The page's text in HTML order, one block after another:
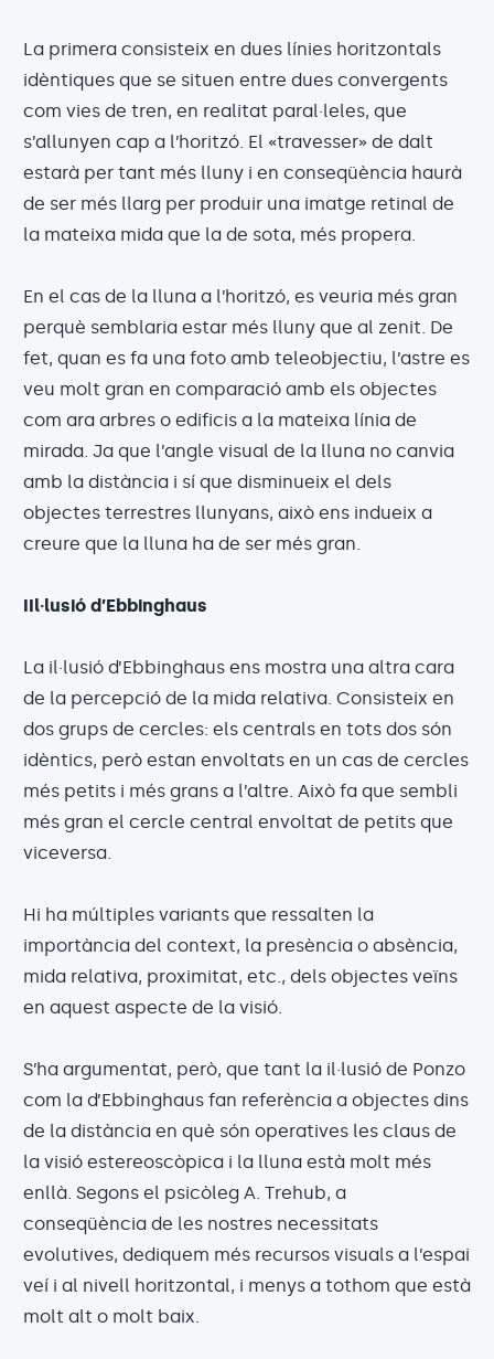
La primera consisteix en dues línies horitzontals
idèntiques que se situen entre dues convergents
com vies de tren, en realitat paral·leles, que
s’allunyen cap a l’horitzó. El «travesser» de dalt
estarà per tant més lluny i en conseqüència haurà
de ser més llarg per produir una imatge retinal de
la mateixa mida que la de sota, més propera.
En el cas de la lluna a l’horitzó, es veuria més gran
perquè semblaria estar més lluny que al zenit. De
fet, quan es fa una foto amb teleobjectiu, l’astre es
veu molt gran en comparació amb els objectes
com ara arbres o edificis a la mateixa línia de
mirada. Ja que l’angle visual de la lluna no canvia
amb la distància i sí que disminueix el dels
objectes terrestres llunyans, això ens indueix a
creure que la lluna ha de ser més gran.
IIl·lusió d’Ebbinghaus
La il·lusió d’Ebbinghaus ens mostra una altra cara
de la percepció de la mida relativa. Consisteix en
dos grups de cercles: els centrals en tots dos són
idèntics, però estan envoltats en un cas de cercles
més petits i més grans a l’altre. Això fa que sembli
més gran el cercle central envoltat de petits que
viceversa.
Hi ha múltiples variants que ressalten la
importància del context, la presència o absència,
mida relativa, proximitat, etc., dels objectes veïns
en aquest aspecte de la visió.
S’ha argumentat, però, que tant la il·lusió de Ponzo
com la d’Ebbinghaus fan referència a objectes dins
de la distància en què són operatives les claus de
la visió estereoscòpica i la lluna està molt més
enllà. Segons el psicòleg A. Trehub, a
conseqüència de les nostres necessitats
evolutives, dediquem més recursos visuals a l’espai
veí i al nivell horitzontal, i menys a tothom que està
molt alt o molt baix.